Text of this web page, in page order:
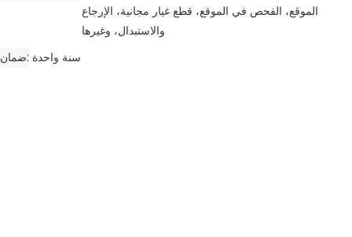
الموقع، الفحص في الموقع، قطع غيار مجانية، الإرجاع
والاستبدال، وغيرها
ضمان سنة واحدة